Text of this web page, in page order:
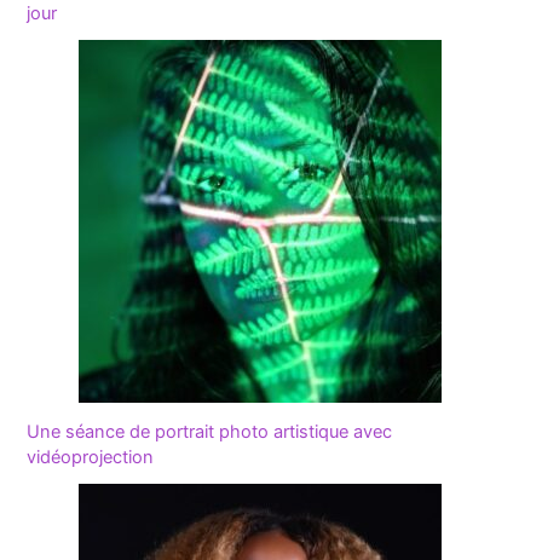
jour
Une séance de portrait photo artistique avec
vidéoprojection